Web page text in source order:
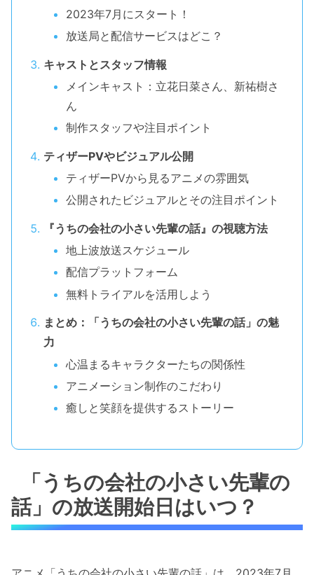
2023年7月にスタート！
放送局と配信サービスはどこ？
キャストとスタッフ情報
メインキャスト：立花日菜さん、新祐樹さ
ん
制作スタッフや注目ポイント
ティザーPVやビジュアル公開
ティザーPVから見るアニメの雰囲気
公開されたビジュアルとその注目ポイント
『うちの会社の小さい先輩の話』の視聴方法
地上波放送スケジュール
配信プラットフォーム
無料トライアルを活用しよう
まとめ：「うちの会社の小さい先輩の話」の魅
力
心温まるキャラクターたちの関係性
アニメーション制作のこだわり
癒しと笑顔を提供するストーリー
「うちの会社の小さい先輩の
話」の放送開始日はいつ？